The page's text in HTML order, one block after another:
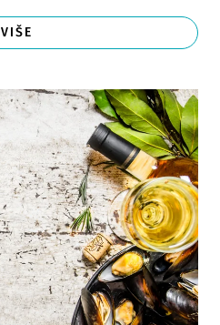
VIŠE